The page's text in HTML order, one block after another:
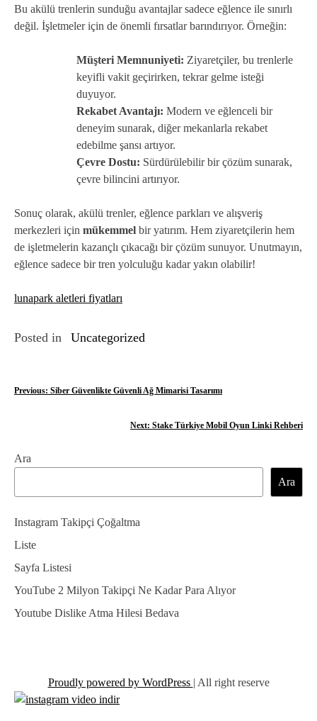
Bu akülü trenlerin sunduğu avantajlar sadece eğlence ile sınırlı
değil. İşletmeler için de önemli fırsatlar barındırıyor. Örneğin:
Müşteri Memnuniyeti: Ziyaretçiler, bu trenlerle
keyifli vakit geçirirken, tekrar gelme isteği
duyuyor.
Rekabet Avantajı: Modern ve eğlenceli bir
deneyim sunarak, diğer mekanlarla rekabet
edebilme şansı artıyor.
Çevre Dostu: Sürdürülebilir bir çözüm sunarak,
çevre bilincini artırıyor.
Sonuç olarak, akülü trenler, eğlence parkları ve alışveriş
merkezleri için mükemmel bir yatırım. Hem ziyaretçilerin hem
de işletmelerin kazançlı çıkacağı bir çözüm sunuyor. Unutmayın,
eğlence sadece bir tren yolculuğu kadar yakın olabilir!
lunapark aletleri fiyatları
Posted in Uncategorized
Y
ı
g
e
z
i
n
i
Previous: Siber Güvenlikte Güvenli Ağ Mimarisi Tasarımı
Next: Stake Türkiye Mobil Oyun Linki Rehberi
Ara
Ara
Instagram Takipçi Çoğaltma
Liste
Sayfa Listesi
YouTube 2 Milyon Takipçi Ne Kadar Para Alıyor
Youtube Dislike Atma Hilesi Bedava
Proudly powered by WordPress | All right reserve